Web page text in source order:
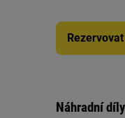
Náhradní